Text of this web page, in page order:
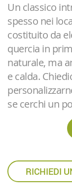
Un classico
spesso nei
costituito da
quercia in
naturale, ma
e calda.
se cerchi un
RICHIEDI